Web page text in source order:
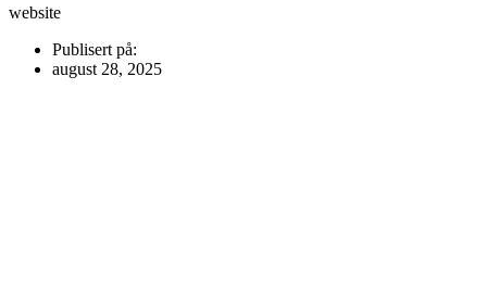
website
Publisert på:
august 28, 2025